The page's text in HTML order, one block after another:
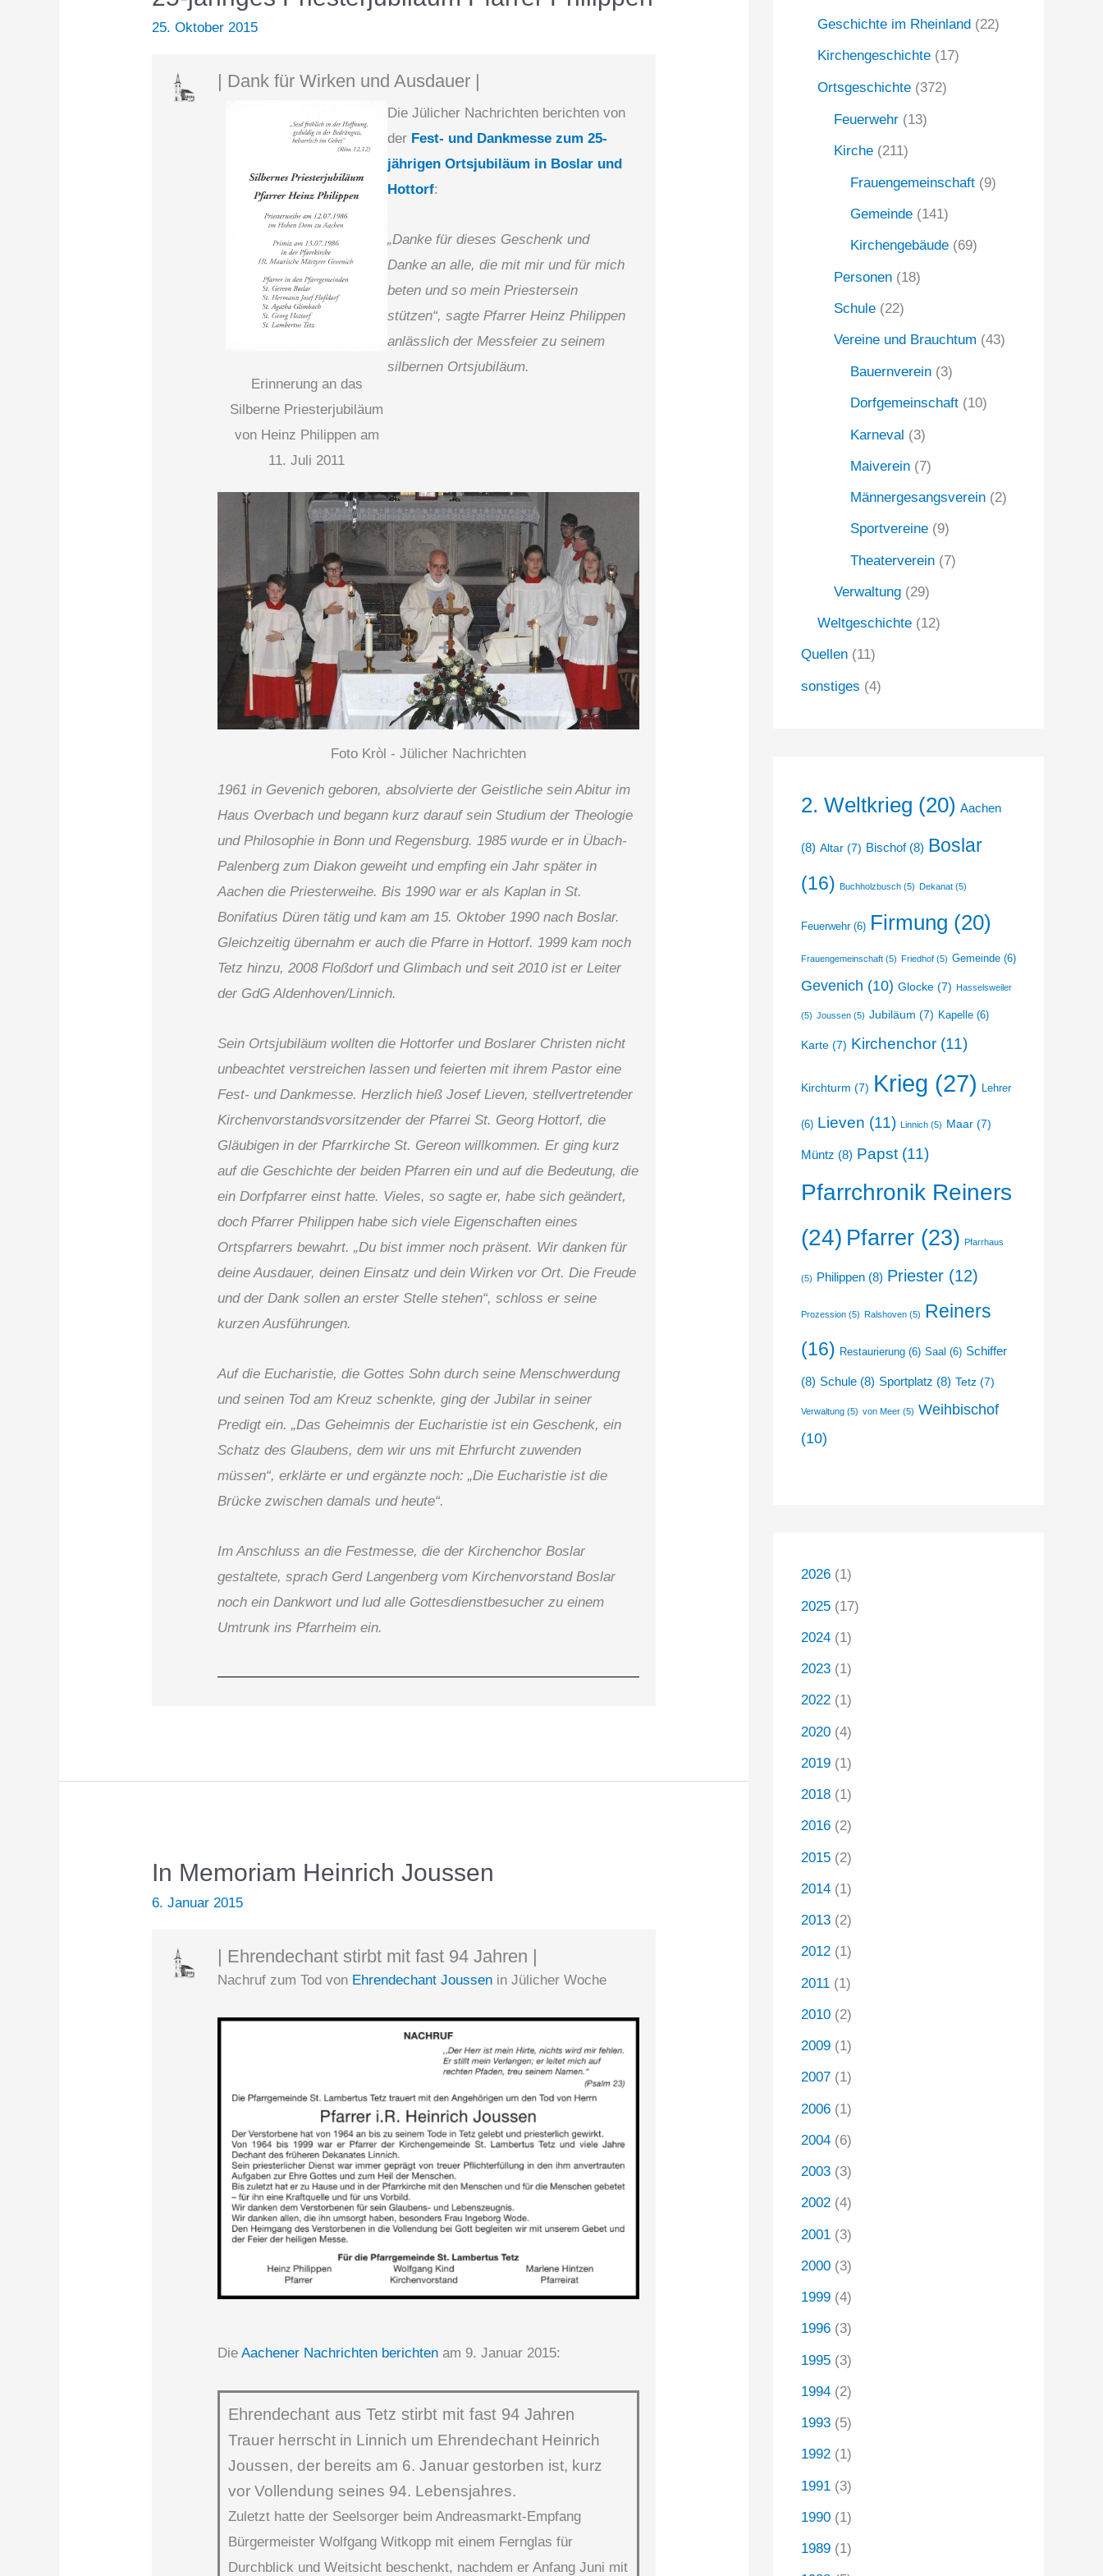
25. Oktober 2015
| Dank für Wirken und Ausdauer |
Erinnerung an das
Silberne Priesterjubiläum
von Heinz Philippen am
11. Juli 2011
Die Jülicher Nachrichten berichten von
der Fest- und Dankmesse zum 25-
jährigenOrtsjubiläum in Boslar und
Hottorf:
„Danke für dieses Geschenk und
Danke an alle, die mit mir und für mich
beten und so mein Priestersein
stützen“, sagte Pfarrer Heinz Philippen
anlässlich der Messfeier zu seinem
silbernen Ortsjubiläum.
Foto Kròl - Jülicher Nachrichten
1961 in Gevenich geboren, absolvierte der Geistliche sein Abitur im
Haus Overbach und begann kurz darauf sein Studium der Theologie
und Philosophie in Bonn und Regensburg. 1985 wurde er in Übach-
Palenberg zum Diakon geweiht und empfing ein Jahr später in
Aachen die Priesterweihe. Bis 1990 war er als Kaplan in St.
Bonifatius Düren tätig und kam am 15. Oktober 1990 nach Boslar.
Gleichzeitig übernahm er auch die Pfarre in Hottorf. 1999 kam noch
Tetz hinzu, 2008 Floßdorf und Glimbach und seit 2010 ist er Leiter
der GdG Aldenhoven/Linnich.
Sein Ortsjubiläum wollten die Hottorfer und Boslarer Christen nicht
unbeachtet verstreichen lassen und feierten mit ihrem Pastor eine
Fest- und Dankmesse. Herzlich hieß Josef Lieven, stellvertretender
Kirchenvorstandsvorsitzender der Pfarrei St. Georg Hottorf, die
Gläubigen in der Pfarrkirche St. Gereon willkommen. Er ging kurz
auf die Geschichte der beiden Pfarren ein und auf die Bedeutung, die
ein Dorfpfarrer einst hatte. Vieles, so sagte er, habe sich geändert,
doch Pfarrer Philippen habe sich viele Eigenschaften eines
Ortspfarrers bewahrt. „Du bist immer noch präsent. Wir danken für
deine Ausdauer, deinen Einsatz und dein Wirken vor Ort. Die Freude
und der Dank sollen an erster Stelle stehen“, schloss er seine
kurzen Ausführungen.
Auf die Eucharistie, die Gottes Sohn durch seine Menschwerdung
und seinen Tod am Kreuz schenkte, ging der Jubilar in seiner
Predigt ein. „Das Geheimnis der Eucharistie ist ein Geschenk, ein
Schatz des Glaubens, dem wir uns mit Ehrfurcht zuwenden
müssen“, erklärte er und ergänzte noch: „Die Eucharistie ist die
Brücke zwischen damals und heute“.
Im Anschluss an die Festmesse, die der Kirchenchor Boslar
gestaltete, sprach Gerd Langenberg vom Kirchenvorstand Boslar
noch ein Dankwort und lud alle Gottesdienstbesucher zu einem
Umtrunk ins Pfarrheim ein.
In Memoriam Heinrich Joussen
6. Januar 2015
| Ehrendechant stirbt mit fast 94 Jahren |
Nachruf zum Tod von Ehrendechant Joussenin Jülicher Woche
Die Aachener Nachrichten berichtenam 9. Januar 2015:
Ehrendechant aus Tetz stirbt mit fast 94 Jahren
Trauer herrscht in Linnich um Ehrendechant Heinrich
Joussen, der bereits am 6. Januar gestorben ist, kurz
vor Vollendung seines 94. Lebensjahres.
Zuletzt hatte der Seelsorger beim Andreasmarkt-Empfang
Bürgermeister Wolfgang Witkopp mit einem Fernglas für
Durchblick und Weitsicht beschenkt, nachdem er Anfang Juni mit
Geschichte im Rheinland (22)
Kirchengeschichte (17)
Ortsgeschichte (372)
Feuerwehr (13)
Kirche (211)
Frauengemeinschaft (9)
Gemeinde (141)
Kirchengebäude (69)
Personen (18)
Schule (22)
Vereine und Brauchtum (43)
Bauernverein (3)
Dorfgemeinschaft (10)
Karneval (3)
Maiverein (7)
Männergesangsverein (2)
Sportvereine (9)
Theaterverein (7)
Verwaltung (29)
Weltgeschichte (12)
Quellen (11)
sonstiges (4)
2. Weltkrieg (20) Aachen
(8) Altar (7) Bischof(8) Boslar
(16) Buchholzbusch (5) Dekanat (5)
Feuerwehr(6) Firmung (20)
Frauengemeinschaft (5) Friedhof (5) Gemeinde (6)
Gevenich (10) Glocke (7) Hasselsweiler
(5) Joussen (5) Jubiläum (7) Kapelle (6)
Karte (7) Kirchenchor (11)
Kirchturm (7) Krieg (27) Lehrer
(6) Lieven (11) Linnich (5) Maar (7)
Müntz (8) Papst (11)
Pfarrchronik Reiners
(24) Pfarrer (23) Pfarrhaus
(5) Philippen (8) Priester (12)
Prozession (5) Ralshoven (5) Reiners
(16) Restaurierung (6) Saal (6) Schiffer
(8) Schule (8) Sportplatz (8) Tetz (7)
Verwaltung (5) von Meer (5) Weihbischof
(10)
2026 (1)
2025 (17)
2024 (1)
2023 (1)
2022 (1)
2020 (4)
2019 (1)
2018 (1)
2016 (2)
2015 (2)
2014 (1)
2013 (2)
2012 (1)
2011 (1)
2010 (2)
2009 (1)
2007 (1)
2006 (1)
2004 (6)
2003 (3)
2002 (4)
2001 (3)
2000 (3)
1999 (4)
1996 (3)
1995 (3)
1994 (2)
1993 (5)
1992 (1)
1991 (3)
1990 (1)
1989 (1)